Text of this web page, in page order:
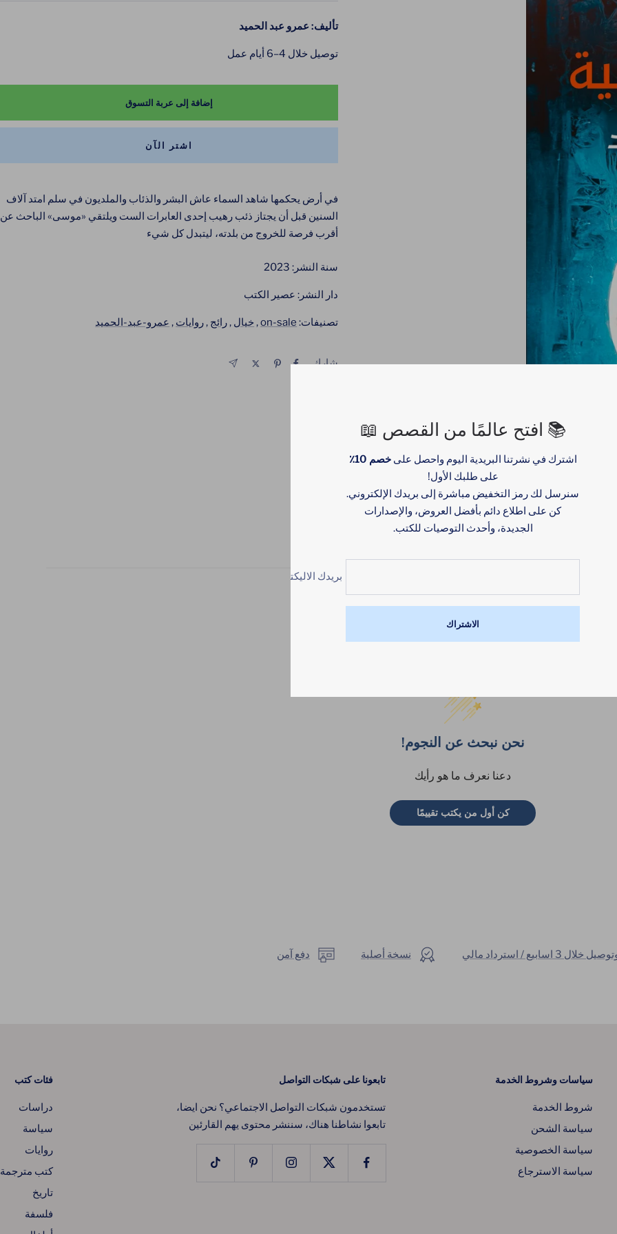
📚 افتح عالمًا من القصص 📖
اشترك في نشرتنا البريدية اليوم واحصل علىخصم 10٪
على طلبك الأول!
سنرسل لك رمز التخفيض مباشرة إلى بريدك الإلكتروني.
كن على اطلاع دائم بأفضل العروض، والإصدارات
الجديدة، وأحدث التوصيات للكتب.
بريدك الاليكتروني
الاشتراك
تأليف: عمرو عبد الحميد
توصيل خلال 4–6 أيام عمل
إضافة إلى عربة التسوق
اشتر الآن
في أرض يحكمها شاهد السماء عاش البشر والذئاب والملديون في سلم امتد آلاف
السنين قبل أن يجتاز ذئب رهيب إحدى العابرات الست ويلتقي «موسى» الباحث عن
أقرب فرصة للخروج من بلدته، ليتبدل كل شيء
سنة النشر: 2023
دار النشر: عصير الكتب
تصنيفات: on-sale
, خيال , رائج , روايات , عمرو-عبد-الحميد
شارك
نحن نبحث عن النجوم!
دعنا نعرف ما هو رأيك
كن أول من يكتب تقييمًا
3 اسابيع / استرداد مالي نسخة أصلية دفع آمن
سياسات وشروط الخدمة
شروط الخدمة
سياسة الشحن
سياسة الخصوصية
سياسة الاسترجاع
تابعونا على شبكات التواصل
تستخدمون شبكات التواصل الاجتماعي؟ نحن ايضا،
تابعوا نشاطنا هناك، سننشر محتوى يهم القارئين
فئات كتب
دراسات
سياسة
روايات
كتب مترجمة
تاريخ
فلسفة